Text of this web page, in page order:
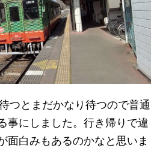
つとまだかなり待つので普通
事にしました。行き帰りで違
面白みもあるのかなと思いま